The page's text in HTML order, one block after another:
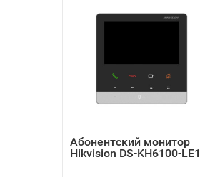
Абонентский монитор
Hikvision DS-KH6100-LE1